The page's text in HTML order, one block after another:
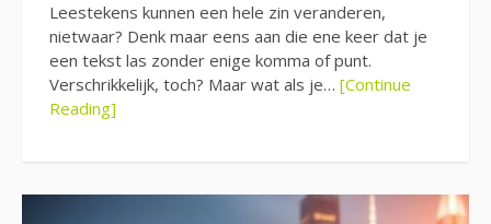
Leestekens kunnen een hele zin veranderen,
nietwaar? Denk maar eens aan die ene keer dat je
een tekst las zonder enige komma of punt.
Verschrikkelijk, toch? Maar wat als je… [Continue
Reading]